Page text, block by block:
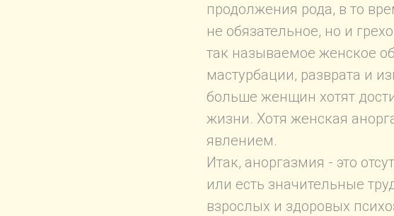
продолжения рода, в то
не обязательное, но и
так называемое женское
мастурбации, разврата и
больше женщин хотят
жизни. Хотя женская
явлением.
Итак, аноргазмия - это
или есть значительные
взрослых и здоровых